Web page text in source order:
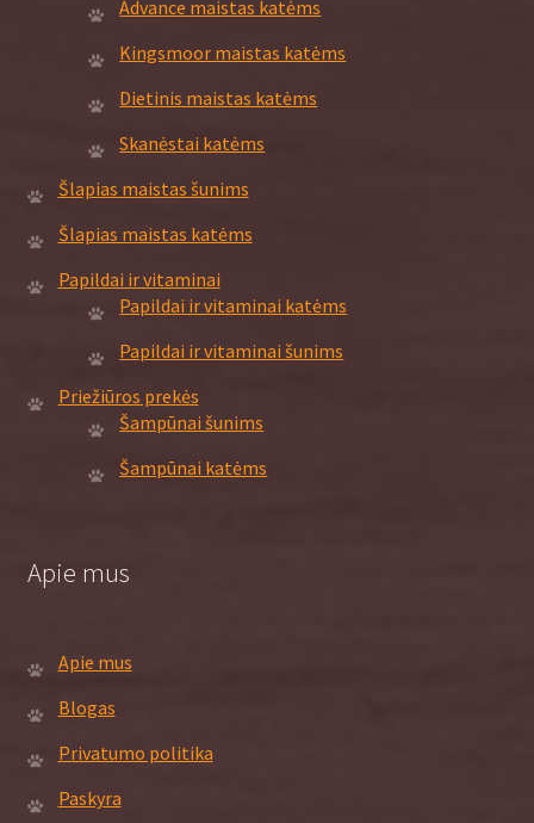
Advance maistas katėms
Kingsmoor maistas katėms
Dietinis maistas katėms
Skanėstai katėms
Šlapias maistas šunims
Šlapias maistas katėms
Papildai ir vitaminai
Papildai ir vitaminai katėms
Papildai ir vitaminai šunims
Priežiūros prekės
Šampūnai šunims
Šampūnai katėms
Apie mus
Apie mus
Blogas
Privatumo politika
Paskyra